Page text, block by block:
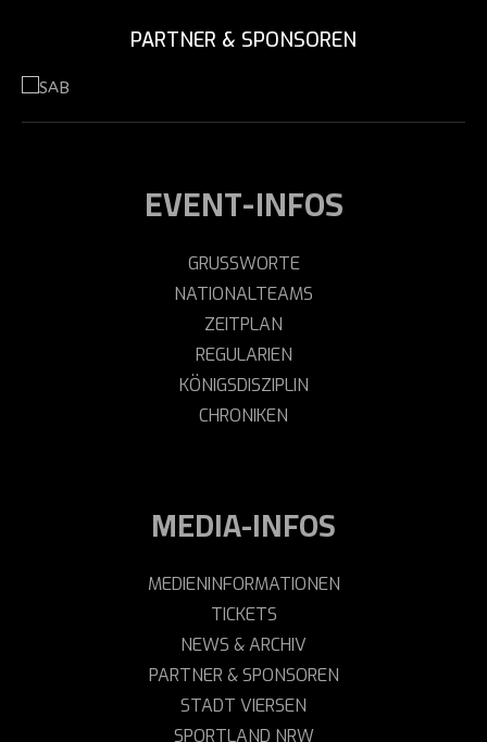
PARTNER & SPONSOREN
EVENT-INFOS
GRUSSWORTE
NATIONALTEAMS
ZEITPLAN
REGULARIEN
KÖNIGSDISZIPLIN
CHRONIKEN
MEDIA-INFOS
MEDIENINFORMATIONEN
TICKETS
NEWS & ARCHIV
PARTNER & SPONSOREN
STADT VIERSEN
SPORTLAND NRW